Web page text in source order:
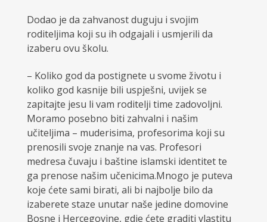
Dodao je da zahvanost duguju i svojim
roditeljima koji su ih odgajali i usmjerili da
izaberu ovu školu.
– Koliko god da postignete u svome životu i
koliko god kasnije bili uspješni, uvijek se
zapitajte jesu li vam roditelji time zadovoljni.
Moramo posebno biti zahvalni i našim
učiteljima – muderisima, profesorima koji su
prenosili svoje znanje na vas. Profesori
medresa čuvaju i baštine islamski identitet te
ga prenose našim učenicima.Mnogo je puteva
koje ćete sami birati, ali bi najbolje bilo da
izaberete staze unutar naše jedine domovine
Bosne i Hercegovine, gdje ćete graditi vlastitu